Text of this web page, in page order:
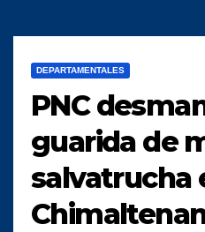
DEPARTAMENTALES
PNC
guarida de
salvatrucha